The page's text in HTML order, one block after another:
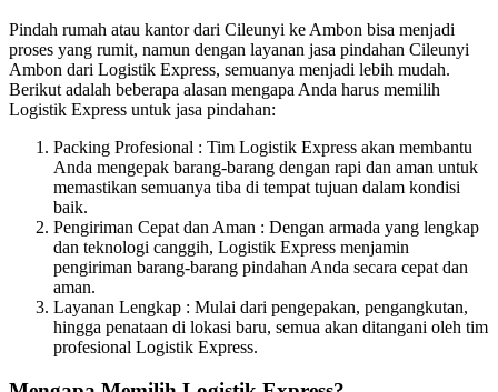
Pindah rumah atau kantor dari Cileunyi ke Ambon bisa menjadi
proses yang rumit, namun dengan layanan jasa pindahan Cileunyi
Ambon dari Logistik Express, semuanya menjadi lebih mudah.
Berikut adalah beberapa alasan mengapa Anda harus memilih
Logistik Express untuk jasa pindahan:
Packing Profesional : Tim Logistik Express akan membantu
Anda mengepak barang-barang dengan rapi dan aman untuk
memastikan semuanya tiba di tempat tujuan dalam kondisi
baik.
Pengiriman Cepat dan Aman : Dengan armada yang lengkap
dan teknologi canggih, Logistik Express menjamin
pengiriman barang-barang pindahan Anda secara cepat dan
aman.
Layanan Lengkap : Mulai dari pengepakan, pengangkutan,
hingga penataan di lokasi baru, semua akan ditangani oleh tim
profesional Logistik Express.